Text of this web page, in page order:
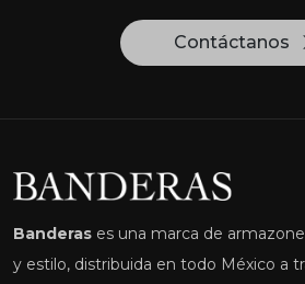
Contáctanos
Banderas es una marca de
y estilo, distribuida en todo México a